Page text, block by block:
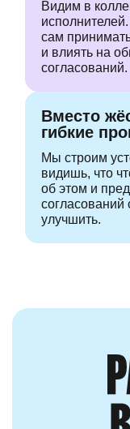
Видим в
сам
и влиять на
согласований.
Вместо
гибкие
Мы строим
видишь, что
об этом и
согласований
улучшить.